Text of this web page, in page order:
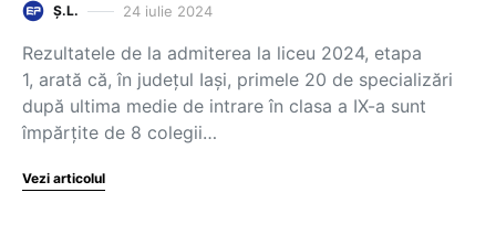
Ș.L. 24 iulie 2024
Rezultatele de la admiterea la liceu 2024, etapa
1, arată că, în județul Iași, primele 20 de specializări
după ultima medie de intrare în clasa a IX-a sunt
împărțite de 8 colegii…
Vezi articolul